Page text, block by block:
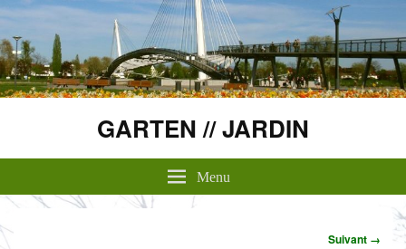
GARTEN // JARDIN
Menu
Navigation
Suivant →